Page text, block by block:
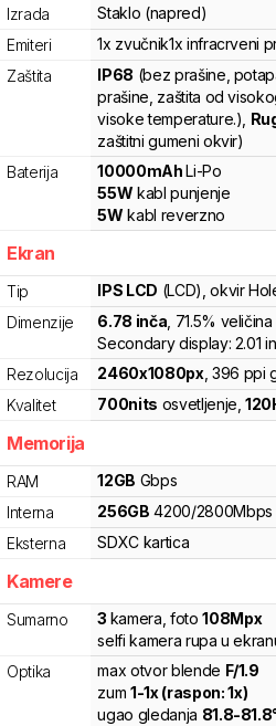
Izrada
Staklo (napred)
Emiteri
1x zvučnik1x infracrveni
Zaštita
IP68 (bez prašine,
prašine, zaštita od
visoke temperature.)
zaštitni gumeni okvir)
Baterija
10000mAhLi-Po
55W kabl punjenje
5W kabl reverzno
Ekran
Tip IPS LCD (LCD) , okvir
Dimenzije
6.78 inča , 71.5%
Secondary display: 2.01
Rezolucija
2460x1080px, 396 ppi
Kvalitet
700nits osvetljenje 120
Memorija
RAM 12GB Gbps
Interna
256GB 4200/2800Mbps
Eksterna
SDXC kartica
Kamere
Sumarno 3 kamera foto108Mpx
selfi kamera rupa u
Optika
max otvor blende F/1.9
zum1-1x (raspon:1x)
ugao gledanja 81.8-81.8